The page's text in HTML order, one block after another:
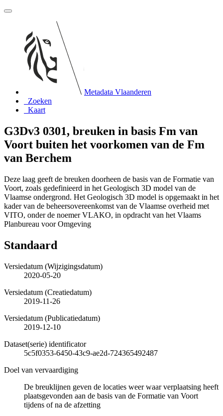
Metadata Vlaanderen
Zoeken
Kaart
G3Dv3 0301, breuken in basis Fm van
Voort buiten het voorkomen van de Fm
van Berchem
Deze laag geeft de breuken doorheen de basis van de Formatie van
Voort, zoals gedefinieerd in het Geologisch 3D model van de
Vlaamse ondergrond. Het Geologisch 3D model is opgemaakt in het
kader van de beheersovereenkomst van de Vlaamse overheid met
VITO, onder de noemer VLAKO, in opdracht van het Vlaams
Planbureau voor Omgeving
Standaard
Versiedatum (Wijzigingsdatum)
2020-05-20
Versiedatum (Creatiedatum)
2019-11-26
Versiedatum (Publicatiedatum)
2019-12-10
Dataset(serie) identificator
5c5f0353-6450-43c9-ae2d-724365492487
Doel van vervaardiging
De breuklijnen geven de locaties weer waar verplaatsing heeft
plaatsgevonden aan de basis van de Formatie van Voort
tijdens of na de afzetting